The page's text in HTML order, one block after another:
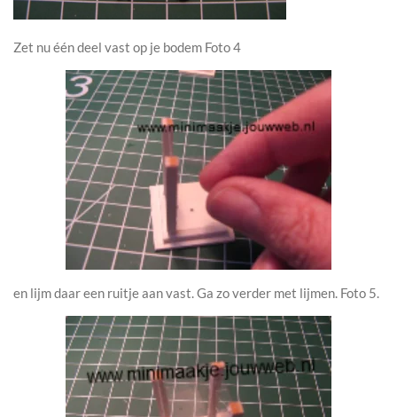
Zet nu één deel vast op je bodem Foto 4
en lijm daar een ruitje aan vast. Ga zo verder met lijmen. Foto 5.